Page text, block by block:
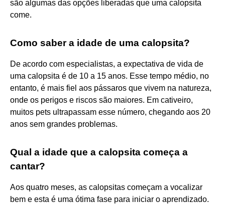
são algumas das opções liberadas que uma calopsita
come.
Como saber a idade de uma calopsita?
De acordo com especialistas, a expectativa de vida de
uma calopsita é de 10 a 15 anos. Esse tempo médio, no
entanto, é mais fiel aos pássaros que vivem na natureza,
onde os perigos e riscos são maiores. Em cativeiro,
muitos pets ultrapassam esse número, chegando aos 20
anos sem grandes problemas.
Qual a idade que a calopsita começa a
cantar?
Aos quatro meses, as calopsitas começam a vocalizar
bem e esta é uma ótima fase para iniciar o aprendizado.